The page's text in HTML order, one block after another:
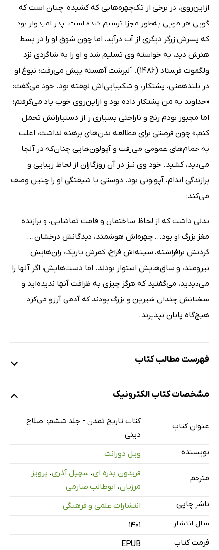
ازاین‌روی، در برخی از تک‌چهره‌هایی که کشیده، چنان است که
گویی هر مویی به‌طور مجزا ترسیم شده است. پدر امیدوار بود
که پسرش زرگر دیگری از آب درآید، اما چون شوق او را در بسط
هنرش دید، به خواسته وی تسلیم شد و او را به شاگردی نزد
ولگموت فرستاد (1486). آلبرشت آهسته پیش می‌رفت؛ نبوغ او
در بلندهمتی، پشتکار، و شکیبایی‌اش نهفته بود. خود می‌گفت:
«خداوند به من پشتکار داده بود و از‌این‌روی خوب یاد می‌گرفتم؛
اما مجبور بودم رنج و ناراحتی بسیاری را از دستیارانش تحمل
کنم.» چون فرصتی برای مطالعه بدن‌های برهنه نداشت، اغلب
به حمام‌های عمومی می‌رفت و آپولون‌هایی چنان‌که در آنجا
می‌دید، کشید. خود وی نیز در آن روزگاران از لحاظ زیبایی و
برازندگی اندام، آپولونی بود. دوستی با شیفتگی او را چنین وصف
می‌کند:
بدنی داشت که از لحاظ ساختمان و قامت تماشایی، و برازنده
مغز بزرگ او بود... چهره‌اش هوشمند، دیدگانش درخشان...
گردنش برافراشته، سینه‌اش فراخ، کمرش باریک، ران‌هایش
نیرومند، و ساق‌هایش استوار بودند. اما دست‌هایش، اگر آنها را
می‌دیدید، می‌گفتید که هرگز چیزی به ظرافت آنها ندیده‌اید و
سخنانش چندان شیرین و بزرگ بودند که آدمی آرزو می‌کرد
هیچ‌گاه پایان نپذیرند.
فهرست مطالب کتاب
فصل اول: کلیسای کاتولیک 1300-1517
III پیروزی دستگاه پاپی: 1417-1513
V اقامه دعوا علیه کلیسا
II جان ویکلیف: 1320-1384
III شورش بزرگ: 1381
مشخصات کتاب الکترونیک
عنوان کتاب
کتاب تاریخ تمدن - جلد ششم: اصلاح
دینی
نویسنده
ویل دورانت
مترجم
فریدون بدره ای، سهیل آذری، پرویز
مرزبان، ابوطالب صارمی
ناشر چاپی
انتشارات علمی و فرهنگی
سال انتشار
۱۴۰۱
فرمت کتاب
EPUB